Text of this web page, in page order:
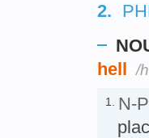
2.
hell /
1. N-